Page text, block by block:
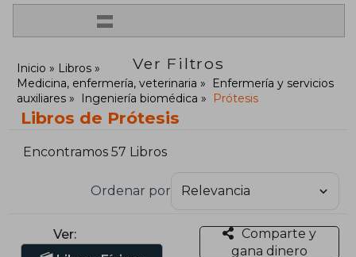
=
Ver Filtros
Inicio
Libros
Medicina, enfermería, veterinaria
Enfermería y servicios
auxiliares
Ingeniería biomédica Prótesis
Libros de Prótesis
Encontramos 57 Libros
Ordenar por
Ver:
Comparte y
gana dinero